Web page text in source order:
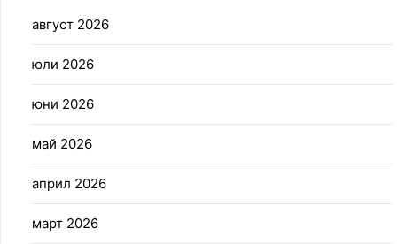
август 2026
юли 2026
юни 2026
май 2026
април 2026
март 2026